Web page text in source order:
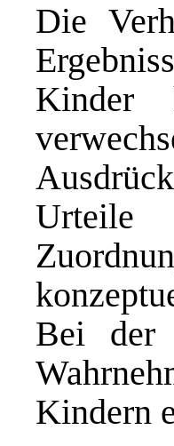
Die
Kinder
Urteile
Bei der
Kindern